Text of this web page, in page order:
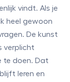
vindt. Als je
heel gewoon
De kunst
verplicht
te doen. Dat
leren en